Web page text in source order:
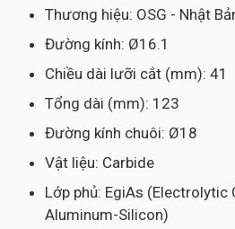
Thương hiệu: OSG - Nhật
Đường kính: Ø16.1
Chiều dài lưỡi cắt (mm): 41
Tổng dài (mm): 123
Đường kính chuôi: Ø18
Vật liệu: Carbide
Lớp phủ: EgiAs (Electrolytic
Aluminum-Silicon)